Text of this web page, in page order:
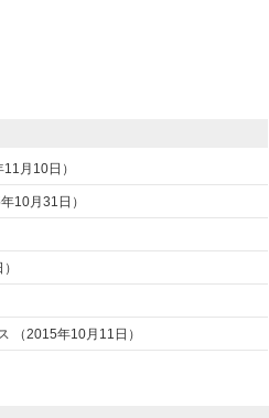
月10日）
10月31日）
（2015年10月11日）